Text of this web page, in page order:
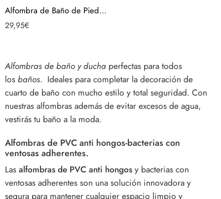
Alfombra de Baño de Piedra Diatomita. Tapete Antideslizante de Secado Rápido y Alta Absorción – Gris Oscuro
29,95€
Alfombras de baño y ducha perfectas para todos
losbaños. Ideales para completar la decoración de
cuarto de baño con mucho estilo y total seguridad. Con
nuestras alfombrasademás de evitar excesos de agua,
vestirás tu baño a la moda.
Alfombras de PVC anti hongos-bacterias con
ventosas adherentes.
Lasalfombras de PVC anti hongosy bacterias con
ventosas adherentes son una solución innovadora y
segura para mantener cualquier espacio limpio y